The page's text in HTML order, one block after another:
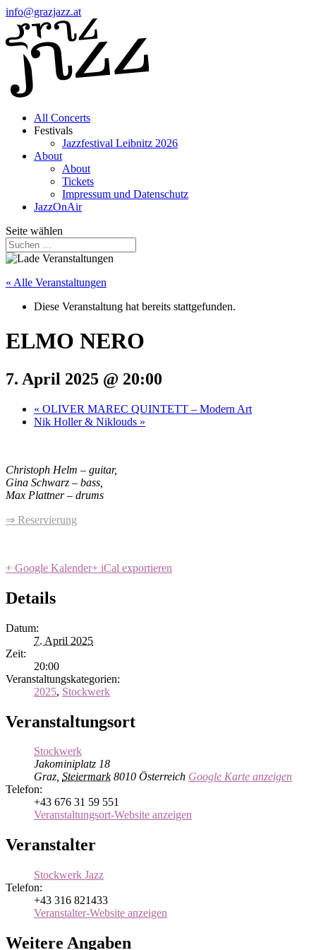
info@grazjazz.at
All Concerts
Festivals
Jazzfestival Leibnitz 2026
About
About
Tickets
Impressum und Datenschutz
JazzOnAir
Seite wählen
« Alle Veranstaltungen
Diese Veranstaltung hat bereits stattgefunden.
ELMO NERO
7. April 2025 @ 20:00
« OLIVER MAREC QUINTETT – Modern Art
Nik Holler & Niklouds »
Christoph Helm – guitar,
Gina Schwarz – bass,
Max Plattner – drums
⇒ Reservierung
+ Google Kalender+ iCal exportieren
Details
Datum:
7. April 2025
Zeit:
20:00
Veranstaltungskategorien:
2025, Stockwerk
Veranstaltungsort
Stockwerk
Jakominiplatz 18
Graz, Steiermark 8010 Österreich Google Karte anzeigen
Telefon:
+43 676 31 59 551
Veranstaltungsort-Website anzeigen
Veranstalter
Stockwerk Jazz
Telefon:
+43 316 821433
Veranstalter-Website anzeigen
Weitere Angaben